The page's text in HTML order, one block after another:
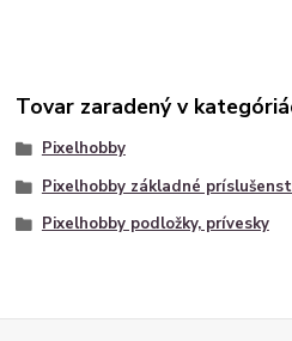
Tovar zaradený v
Pixelhobby
Pixelhobby základné
Pixelhobby podložky, prívesky